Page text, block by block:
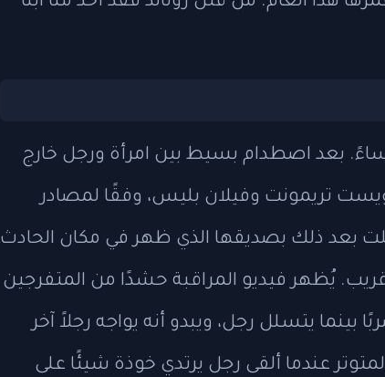
العنف الطائش حوالي الساعة 4:30 مساءً. بعد اصطدام بسيط بين امرأة ورجل خارج
تريمونت وفيلان بليس، وفقًا لمصادر
بعد ذلك بصديقها الذي ظهر في مكان الحادث
يُظهر فيديو المراقبة حشدًا من المتفرجين
يتسلل رجل، ويبدو أنه يواجه رجلاً آخر
عندما ألقى رجل يرتدي خوذة شيئًا على